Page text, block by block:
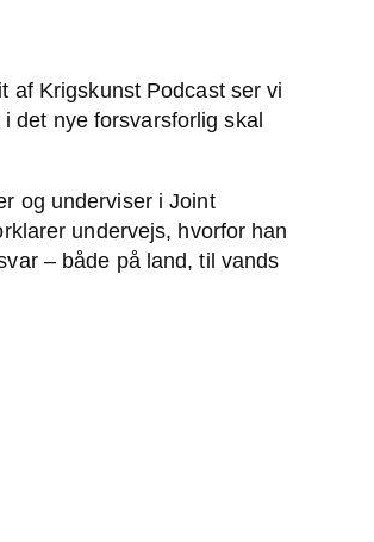
af Krigskunst Podcast ser vi
det nye forsvarsforlig skal
og underviser i Joint
undervejs, hvorfor han
– både på land, til vands